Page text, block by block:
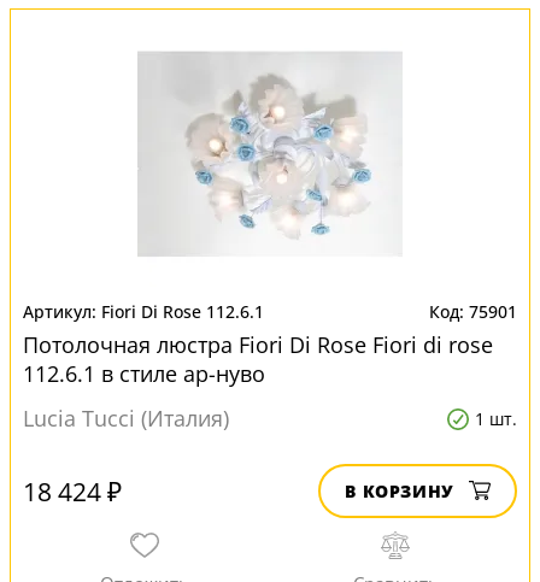
Fiori Di Rose 112.6.1 75901
Потолочная люстра Fiori Di Rose Fiori di rose
112.6.1 в стиле ар-нуво
Lucia Tucci (Италия)
1 шт.
18 424 ₽ В КОРЗИНУ